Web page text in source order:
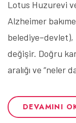
Lotus Huzurevi
Alzheimer
belediye–devlet),
değişir. Doğru
aralığı ve “neler
DEVAMINI